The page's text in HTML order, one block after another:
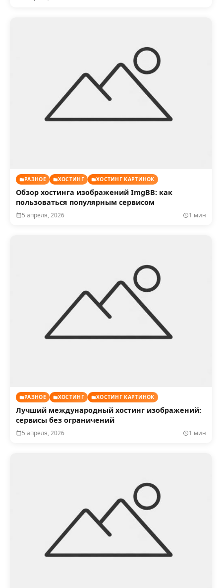
РАЗНОЕ ХОСТИНГ ХОСТИНГ КАРТИНОК
Обзор хостинга изображений ImgBB: как
пользоваться популярным сервисом
5 апреля, 2026 1 мин
РАЗНОЕ ХОСТИНГ ХОСТИНГ КАРТИНОК
Лучший международный хостинг изображений:
сервисы без ограничений
5 апреля, 2026 1 мин